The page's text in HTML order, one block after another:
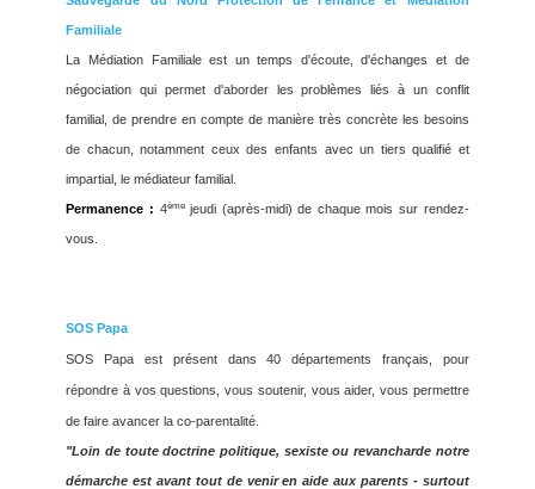
Familiale
La Médiation Familiale est un temps d'écoute, d'échanges et de
négociation qui permet d'aborder les problèmes liés à un conflit
familial, de prendre en compte de manière très concrète les besoins
de chacun, notamment ceux des enfants avec un tiers qualifié et
impartial, le médiateur familial.
Permanence : 4èmejeudi (après-midi) de chaque mois sur rendez-
vous.
SOS Papa
SOS Papa est présent dans 40 départements français, pour
répondre à vos questions, vous soutenir, vous aider, vous permettre
de faire avancer la co-parentalité.
"Loin de toute doctrine politique, sexiste ou revancharde notre
démarche est avant tout de venir en aide aux parents - surtout